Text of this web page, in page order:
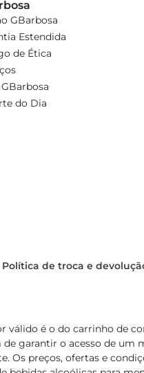
GBarbosa
Estendida
de Ética
do Dia
Política de troca e
válido é o do carrinho de
garantir o acesso de
preços, ofertas e